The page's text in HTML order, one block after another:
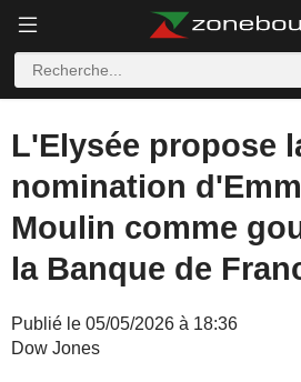
L'Elysée propose
nomination
Moulin comme
la Banque de
Publié le 05/05/2026 à 18:36
Dow Jones